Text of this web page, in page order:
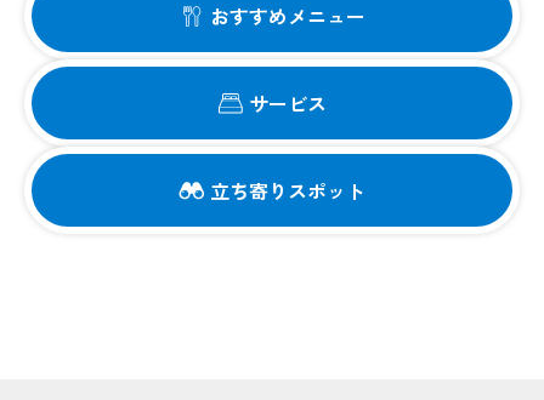
おすすめメニュー
サービス
立ち寄りスポット